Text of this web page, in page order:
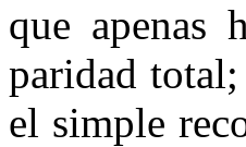
que apenas
paridad total;
el simple